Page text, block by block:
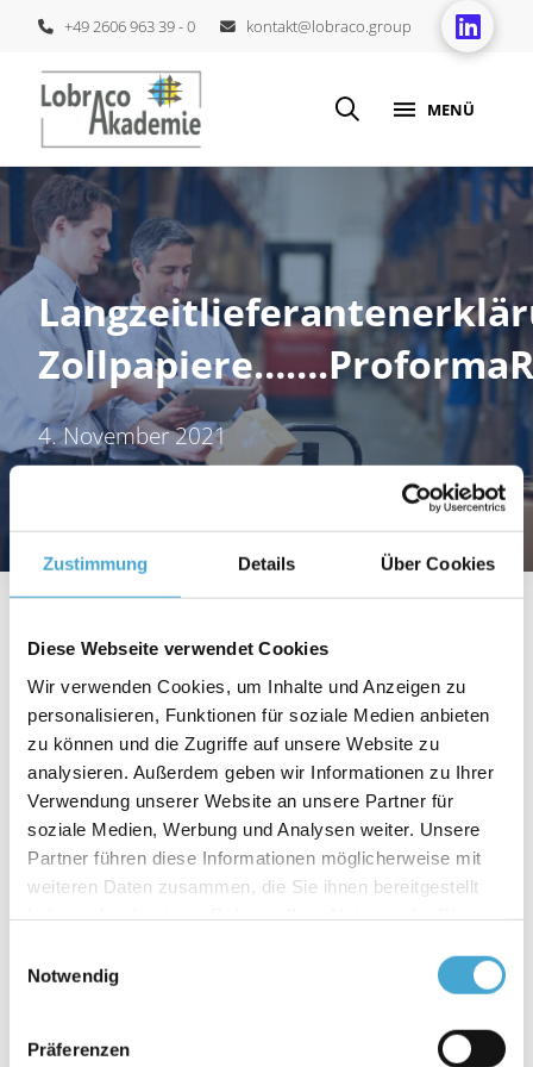
Zustimmung Details Über Cookies
Diese Webseite verwendet Cookies
Wir verwenden Cookies, um Inhalte und Anzeigen zu
personalisieren, Funktionen für soziale Medien anbieten
zu können und die Zugriffe auf unsere Website zu
analysieren. Außerdem geben wir Informationen zu Ihrer
Verwendung unserer Website an unsere Partner für
soziale Medien, Werbung und Analysen weiter. Unsere
Partner führen diese Informationen möglicherweise mit
weiteren Daten zusammen, die Sie ihnen bereitgestellt
Notwendig
Präferenzen
+49 2606 963 39 - 0 kontakt@lobraco.group
MENÜ
4. November 2021
Flößen Ihnen diese Begriffe Respekt ein, gehören
aber zu Ihren täglichen Aufgaben?
Und was meinen Ihre Kolleg:innen eigentlich, wenn
sie vonEXW, CPT, AEOoderADSPsprechen?
Erleichtern Sie sich Ihren täglichen Ablauf.
Wir helfen Ihnen, die Fachsprache der Spedition zu
verstehen und sich in den Prozessen des
Sie gewinnen Grundkenntnisse im Bereich Zoll und
Gefahrgutbestimmungen und erhalten einen